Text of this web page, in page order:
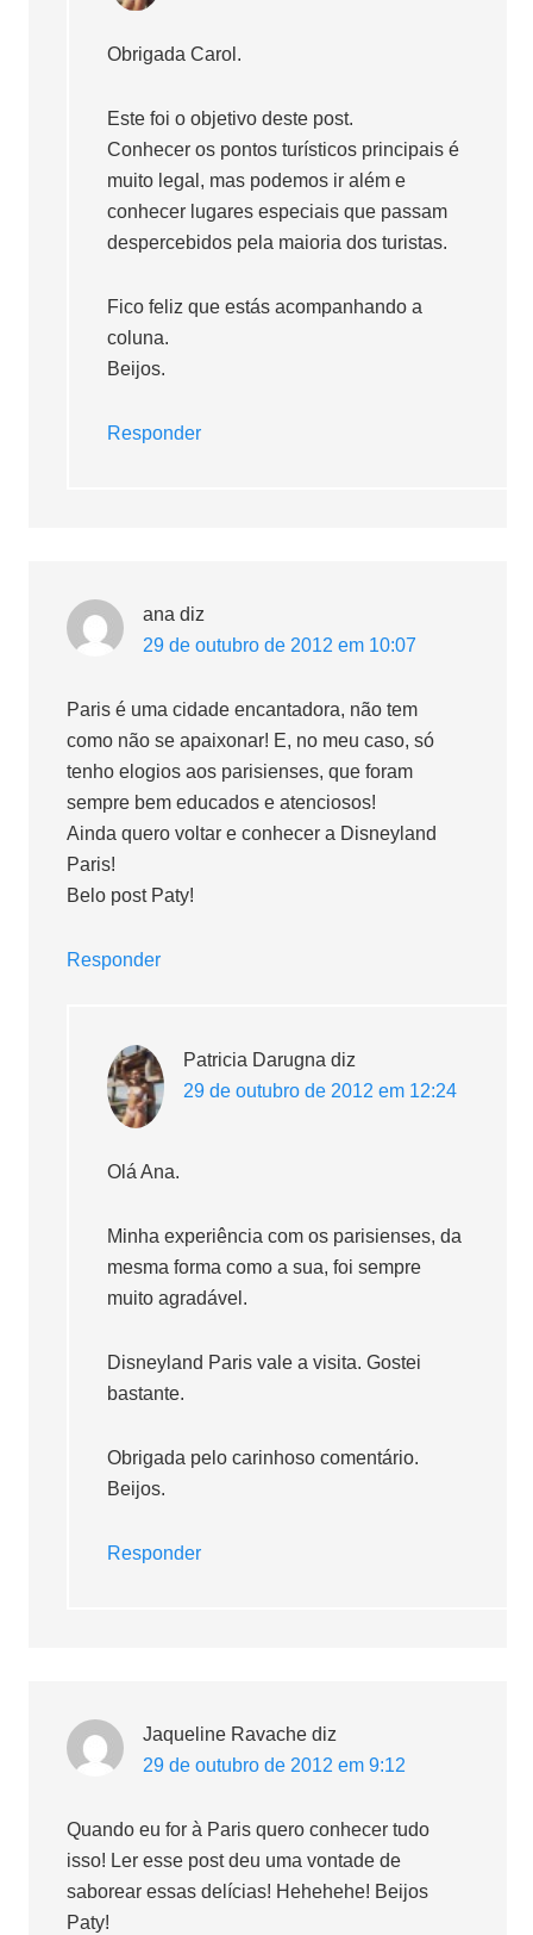
Obrigada Carol.
Este foi o objetivo deste post.
Conhecer os pontos turísticos principais é
muito legal, mas podemos ir além e
conhecer lugares especiais que passam
despercebidos pela maioria dos turistas.
Fico feliz que estás acompanhando a
coluna.
Beijos.
Responder
ana diz
29 de outubro de 2012 em 10:07
Paris é uma cidade encantadora, não tem
como não se apaixonar! E, no meu caso, só
tenho elogios aos parisienses, que foram
sempre bem educados e atenciosos!
Ainda quero voltar e conhecer a Disneyland
Paris!
Belo post Paty!
Responder
Patricia Darugna diz
29 de outubro de 2012 em 12:24
Olá Ana.
Minha experiência com os parisienses, da
mesma forma como a sua, foi sempre
muito agradável.
Disneyland Paris vale a visita. Gostei
bastante.
Obrigada pelo carinhoso comentário.
Beijos.
Responder
Jaqueline Ravache diz
29 de outubro de 2012 em 9:12
Quando eu for à Paris quero conhecer tudo
isso! Ler esse post deu uma vontade de
saborear essas delícias! Hehehehe! Beijos
Paty!